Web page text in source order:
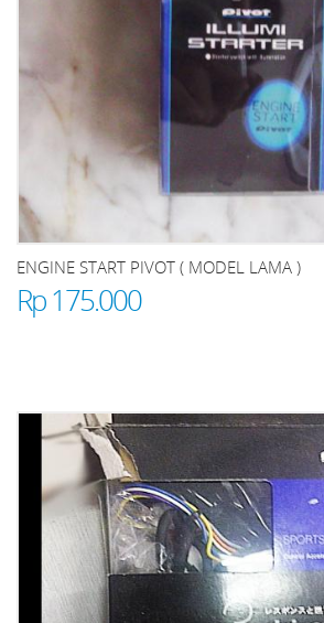
ENGINE START PIVOT ( MODEL LAMA )
Rp 175.000